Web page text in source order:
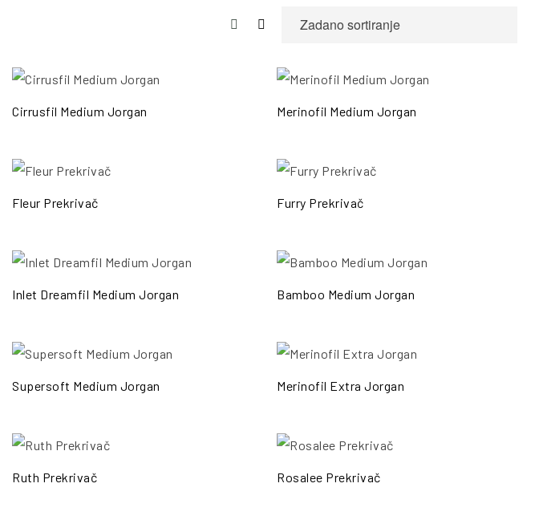
Cirrusfil Medium Jorgan
Merinofil Medium Jorgan
Fleur Prekrivač
Furry Prekrivač
Inlet Dreamfil Medium Jorgan
Bamboo Medium Jorgan
Supersoft Medium Jorgan
Merinofil Extra Jorgan
Ruth Prekrivač
Rosalee Prekrivač